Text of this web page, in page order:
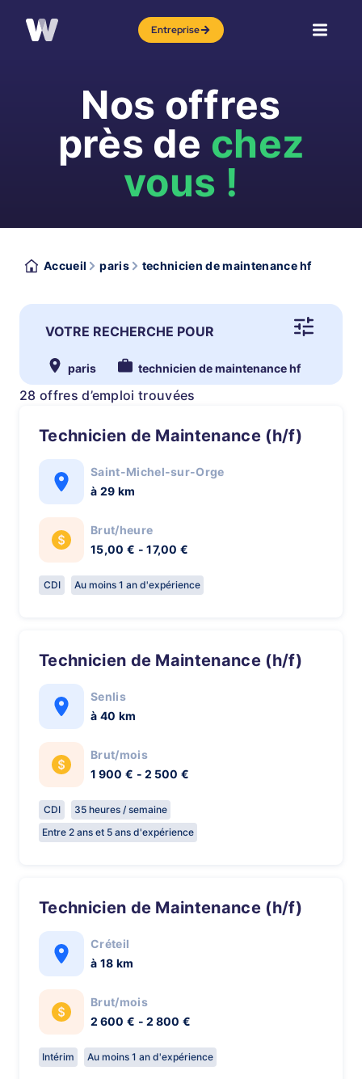
Entreprise
Nos offres
près de chez
vous !
Accueil paris technicien de maintenance hf
VOTRE RECHERCHE POUR
paris technicien de maintenance hf
28 offres d’emploi trouvées
Technicien de Maintenance (h/f)
Saint-Michel-sur-Orge
à 29 km
Brut/heure
15,00 € - 17,00 €
CDI Au moins 1 an d'expérience
Technicien de Maintenance (h/f)
Senlis
à 40 km
Brut/mois
1 900 € - 2 500 €
CDI
35 heures / semaine
Entre 2 ans et 5 ans d'expérience
Technicien de Maintenance (h/f)
Créteil
à 18 km
Brut/mois
2 600 € - 2 800 €
Intérim Au moins 1 an d'expérience